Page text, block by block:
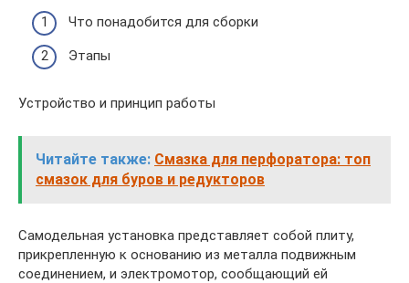
Что понадобится для сборки
Этапы
Устройство и принцип работы
Читайте также: Смазка для перфоратора: топ
смазок для буров и редукторов
Самодельная установка представляет собой плиту,
прикрепленную к основанию из металла подвижным
соединением, и электромотор, сообщающий ей